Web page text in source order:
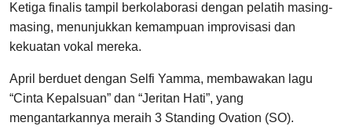
Ketiga finalis tampil berkolaborasi dengan pelatih masing-
masing, menunjukkan kemampuan improvisasi dan
kekuatan vokal mereka.
April berduet dengan Selfi Yamma, membawakan lagu
“Cinta Kepalsuan” dan “Jeritan Hati”, yang
mengantarkannya meraih 3 Standing Ovation (SO).